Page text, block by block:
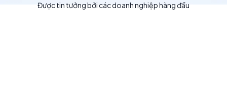
Được tin tưởng bởi các doanh nghiệp hàng đầu